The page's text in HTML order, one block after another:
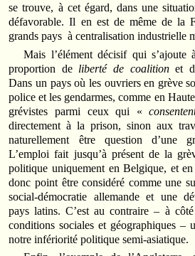
se trouve, à cet égard, dans une
défavorable. Il en est de même de la
grands pays à centralisation industrielle
Mais l’élément décisif qui s’ajoute
proportion de liberté de coalitionet
Dans un pays où les ouvriers en grève
police et les gendarmes, comme en
grévistes parmi ceux qui «
directement à la prison, sinon aux
naturellement être question d’une
L’emploi fait jusqu’à présent de la
politique uniquement en Belgique, et
donc point être considéré comme une
social-démocratie allemande et une
pays latins. C’est au contraire – à
conditions sociales et géographiques –
notre infériorité politique semi-asiatique.